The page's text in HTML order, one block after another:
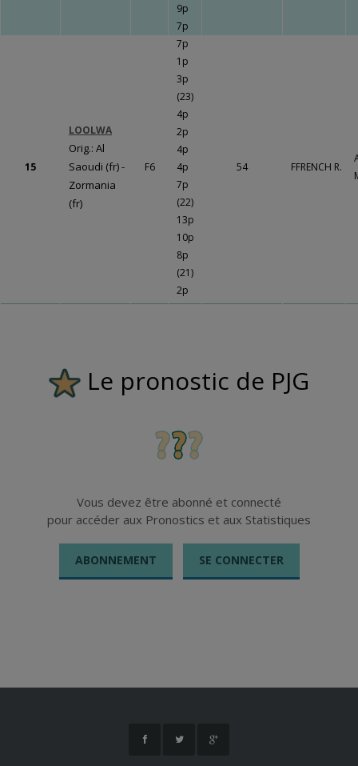
9p
7p
15
LOOLWA
Orig.: Al
Saoudi (fr) -
Zormania
(fr)
F6
7p
1p
3p
(23)
4p
2p
4p
4p
7p
(22)
13p
10p
8p
(21)
2p
54 FFRENCH R.
Le pronostic de PJG
Vous devez être abonné et connecté
pour accéder aux Pronostics et aux Statistiques
ABONNEMENT SE CONNECTER